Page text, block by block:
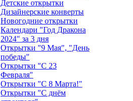
Детские открытки
Дизайнерские конверты
Новогодние открытки
Календари "Год Дракона
2024" за 3 дня
Открытки "9 Мая", "День
победы"
Открытки "С 23
Февраля"
Открытки "С 8 Марта!"
Открытки "С днём